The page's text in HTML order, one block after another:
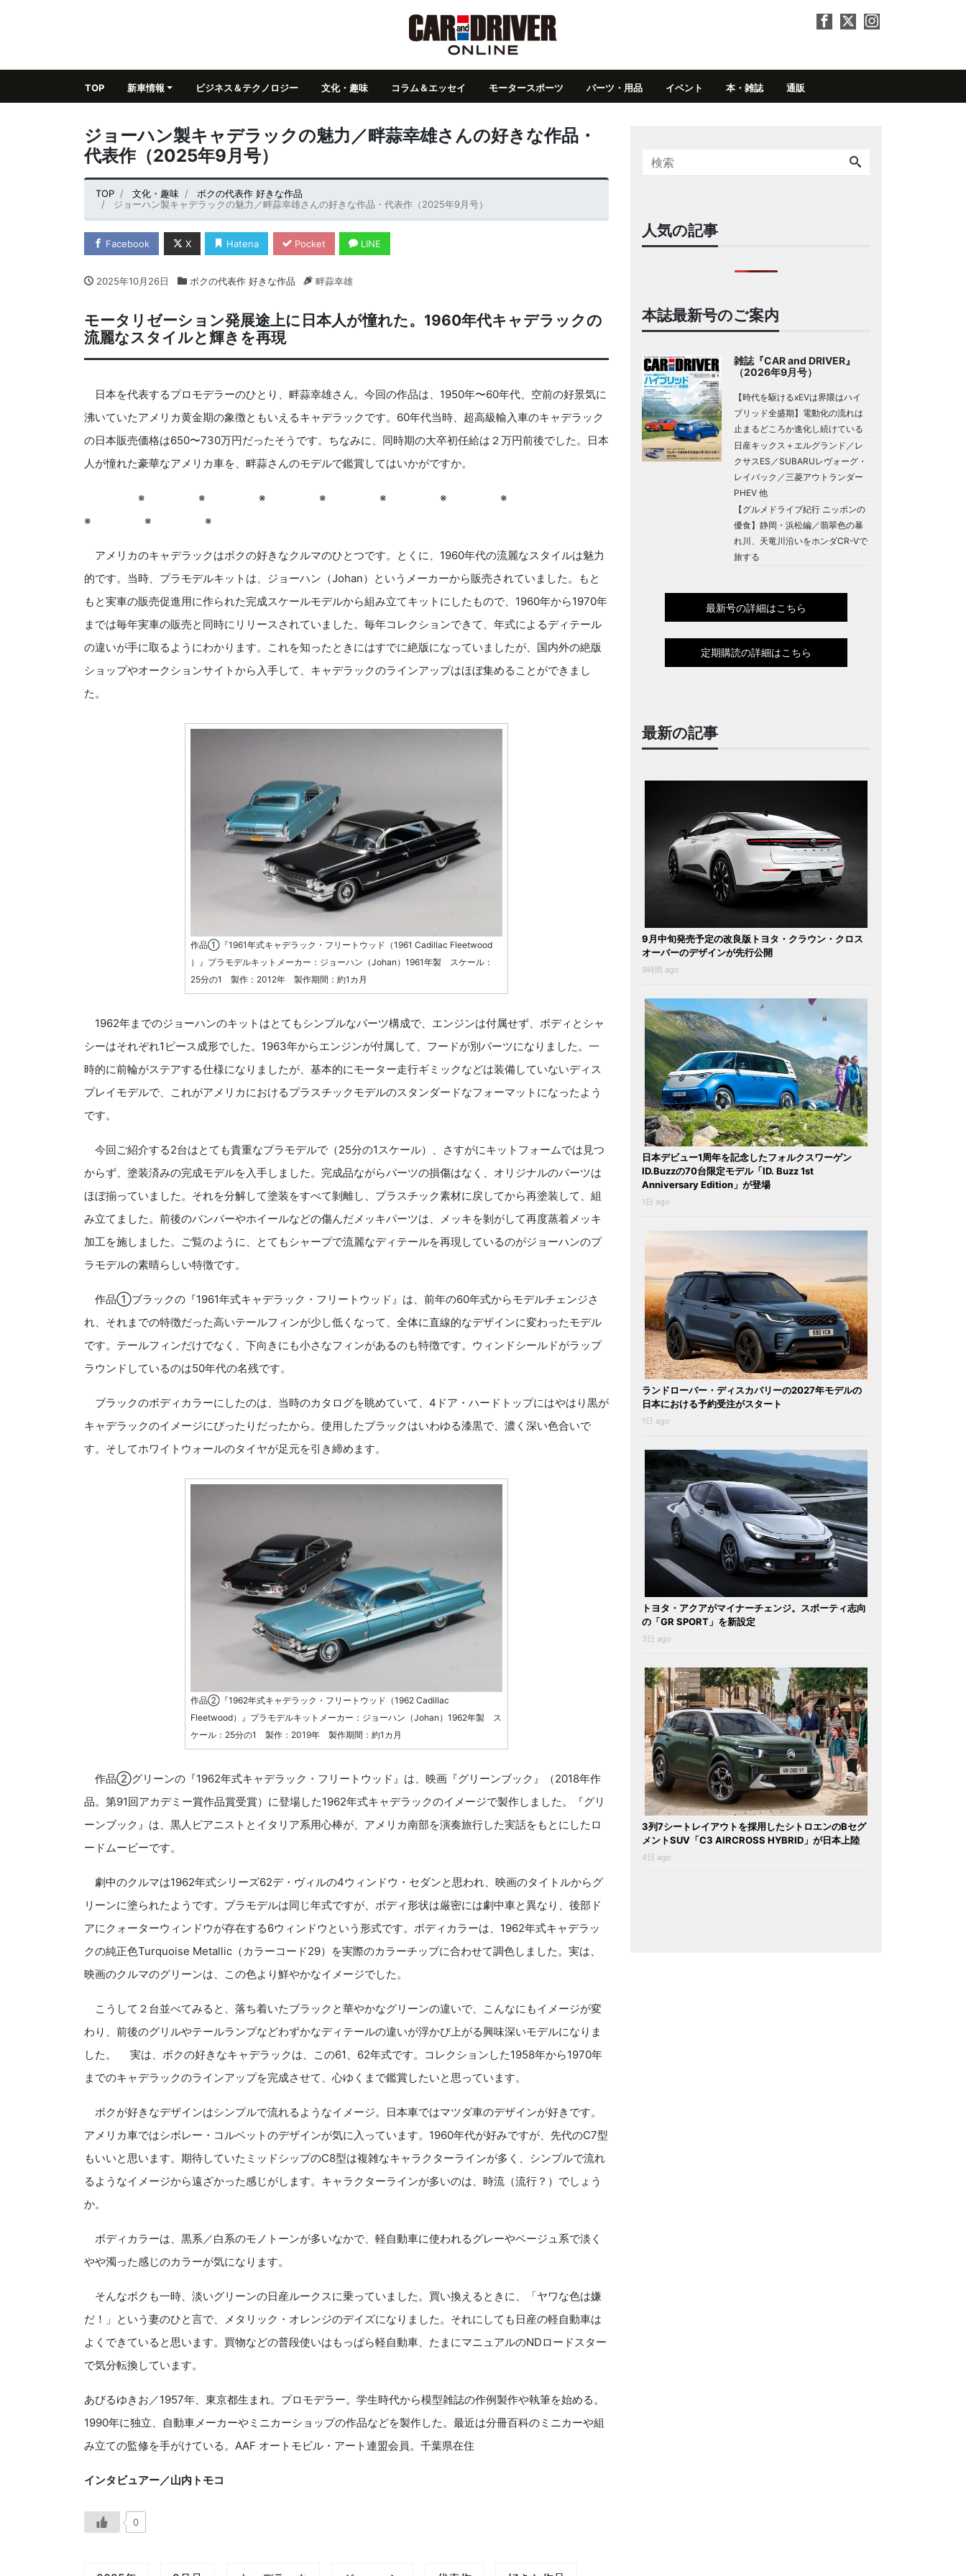
TOP 新車情報 ビジネス＆テクノロジー 文化・趣味 コラム＆エッセイ モータースポーツ パーツ・用品 イベント 本・雑誌 通販
ジョーハン製キャデラックの魅力／畔蒜幸雄さんの好きな作品・
代表作（2025年9月号）
TOP 文化・趣味
ボクの代表作 好きな作品
ジョーハン製キャデラックの魅力／畔蒜幸雄さんの好きな作品・代表作（2025年9月号）
Facebook X Hatena Pocket LINE
2025年10月26日 ボクの代表作 好きな作品 畔蒜幸雄
モータリゼーション発展途上に日本人が憧れた。1960年代キャデラックの
流麗なスタイルと輝きを再現
日本を代表するプロモデラーのひとり、畔蒜幸雄さん。今回の作品は、1950年〜60年代、空前の好景気に
沸いていたアメリカ黄金期の象徴ともいえるキャデラックです。60年代当時、超高級輸入車のキャデラック
の日本販売価格は650〜730万円だったそうです。ちなみに、同時期の大卒初任給は２万円前後でした。日本
人が憧れた豪華なアメリカ車を、畔蒜さんのモデルで鑑賞してはいかがですか。
※ ※ ※ ※ ※ ※ ※
※ ※ ※
アメリカのキャデラックはボクの好きなクルマのひとつです。とくに、1960年代の流麗なスタイルは魅力
的です。当時、プラモデルキットは、ジョーハン（Johan）というメーカーから販売されていました。もと
もと実車の販売促進用に作られた完成スケールモデルから組み立てキットにしたもので、1960年から1970年
までは毎年実車の販売と同時にリリースされていました。毎年コレクションできて、年式によるディテール
の違いが手に取るようにわかります。これを知ったときにはすでに絶版になっていましたが、国内外の絶版
ショップやオークションサイトから入手して、キャデラックのラインアップはほぼ集めることができまし
た。
作品①『1961年式キャデラック・フリートウッド（1961 Cadillac Fleetwood
）』プラモデルキットメーカー：ジョーハン（Johan）1961年製 スケール：
25分の1 製作：2012年 製作期間：約1カ月
1962年までのジョーハンのキットはとてもシンプルなパーツ構成で、エンジンは付属せず、ボディとシャ
シーはそれぞれ1ピース成形でした。1963年からエンジンが付属して、フードが別パーツになりました。一
時的に前輪がステアする仕様になりましたが、基本的にモーター走行ギミックなどは装備していないディス
プレイモデルで、これがアメリカにおけるプラスチックモデルのスタンダードなフォーマットになったよう
です。
今回ご紹介する2台はとても貴重なプラモデルで（25分の1スケール）、さすがにキットフォームでは見つ
からず、塗装済みの完成モデルを入手しました。完成品ながらパーツの損傷はなく、オリジナルのパーツは
ほぼ揃っていました。それを分解して塗装をすべて剝離し、プラスチック素材に戻してから再塗装して、組
み立てました。前後のバンパーやホイールなどの傷んだメッキパーツは、メッキを剝がして再度蒸着メッキ
加工を施しました。ご覧のように、とてもシャープで流麗なディテールを再現しているのがジョーハンのプ
ラモデルの素晴らしい特徴です。
作品①ブラックの『1961年式キャデラック・フリートウッド』は、前年の60年式からモデルチェンジさ
れ、それまでの特徴だった高いテールフィンが少し低くなって、全体に直線的なデザインに変わったモデル
です。テールフィンだけでなく、下向きにも小さなフィンがあるのも特徴です。ウィンドシールドがラップ
ラウンドしているのは50年代の名残です。
ブラックのボディカラーにしたのは、当時のカタログを眺めていて、4ドア・ハードトップにはやはり黒が
キャデラックのイメージにぴったりだったから。使用したブラックはいわゆる漆黒で、濃く深い色合いで
す。そしてホワイトウォールのタイヤが足元を引き締めます。
作品②『1962年式キャデラック・フリートウッド（1962 Cadillac
Fleetwood）』プラモデルキットメーカー：ジョーハン（Johan）1962年製 ス
ケール：25分の1 製作：2019年 製作期間：約1カ月
作品②グリーンの『1962年式キャデラック・フリートウッド』は、映画『グリーンブック』（2018年作
品。第91回アカデミー賞作品賞受賞）に登場した1962年式キャデラックのイメージで製作しました。『グリ
ーンブック』は、黒人ピアニストとイタリア系用心棒が、アメリカ南部を演奏旅行した実話をもとにしたロ
ードムービーです。
劇中のクルマは1962年式シリーズ62デ・ヴィルの4ウィンドウ・セダンと思われ、映画のタイトルからグ
リーンに塗られたようです。プラモデルは同じ年式ですが、ボディ形状は厳密には劇中車と異なり、後部ド
アにクォーターウィンドウが存在する6ウィンドウという形式です。ボディカラーは、1962年式キャデラッ
クの純正色Turquoise Metallic（カラーコード29）を実際のカラーチップに合わせて調色しました。実は、
映画のクルマのグリーンは、この色より鮮やかなイメージでした。
こうして２台並べてみると、落ち着いたブラックと華やかなグリーンの違いで、こんなにもイメージが変
わり、前後のグリルやテールランプなどわずかなディテールの違いが浮かび上がる興味深いモデルになりま
した。 実は、ボクの好きなキャデラックは、この61、62年式です。コレクションした1958年から1970年
までのキャデラックのラインアップを完成させて、心ゆくまで鑑賞したいと思っています。
ボクが好きなデザインはシンプルで流れるようなイメージ。日本車ではマツダ車のデザインが好きです。
アメリカ車ではシボレー・コルベットのデザインが気に入っています。1960年代が好みですが、先代のC7型
もいいと思います。期待していたミッドシップのC8型は複雑なキャラクターラインが多く、シンプルで流れ
るようなイメージから遠ざかった感じがします。キャラクターラインが多いのは、時流（流行？）でしょう
か。
ボディカラーは、黒系／白系のモノトーンが多いなかで、軽自動車に使われるグレーやベージュ系で淡く
やや濁った感じのカラーが気になります。
そんなボクも一時、淡いグリーンの日産ルークスに乗っていました。買い換えるときに、「ヤワな色は嫌
だ！」という妻のひと言で、メタリック・オレンジのデイズになりました。それにしても日産の軽自動車は
よくできていると思います。買物などの普段使いはもっぱら軽自動車、たまにマニュアルのNDロードスター
で気分転換しています。
あびるゆきお／1957年、東京都生まれ。プロモデラー。学生時代から模型雑誌の作例製作や執筆を始める。
1990年に独立、自動車メーカーやミニカーショップの作品などを製作した。最近は分冊百科のミニカーや組
み立ての監修を手がけている。AAF オートモビル・アート連盟会員。千葉県在住
インタビュアー／山内トモコ
0
人気の記事
本誌最新号のご案内
雑誌『CAR and DRIVER』
（2026年9月号）
【時代を駆けるxEVは界隈はハイ
ブリッド全盛期】電動化の流れは
止まるどころか進化し続けている
日産キックス＋エルグランド／レ
クサスES／SUBARUレヴォーグ・
レイバック／三菱アウトランダー
PHEV 他
【グルメドライブ紀行 ニッポンの
優食】静岡・浜松編／翡翠色の暴
れ川、天竜川沿いをホンダCR-Vで
旅する
最新号の詳細はこちら
定期購読の詳細はこちら
最新の記事
9月中旬発売予定の改良版トヨタ・クラウン・クロス
オーバーのデザインが先行公開
9時間 ago
日本デビュー1周年を記念したフォルクスワーゲン
ID.Buzzの70台限定モデル「ID. Buzz 1st
Anniversary Edition」が登場
1日 ago
ランドローバー・ディスカバリーの2027年モデルの
日本における予約受注がスタート
1日 ago
トヨタ・アクアがマイナーチェンジ。スポーティ志向
の「GR SPORT」を新設定
3日 ago
3列7シートレイアウトを採用したシトロエンのBセグ
メントSUV「C3 AIRCROSS HYBRID」が日本上陸
4日 ago